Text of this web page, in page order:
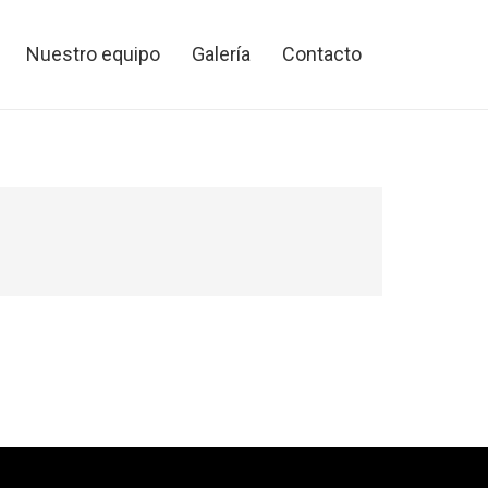
Nuestro equipo Galería Contacto